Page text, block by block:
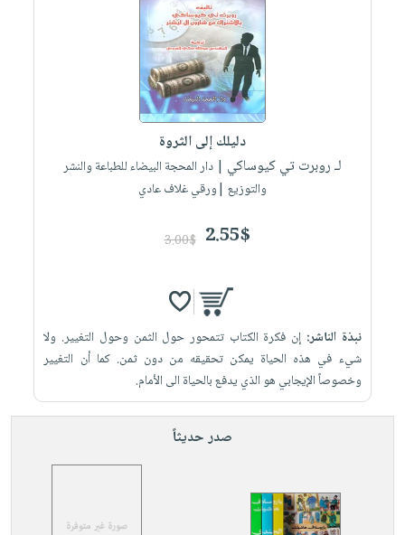
دليلك إلى الثروة
لـ روبرت تي كيوساكي | دار المحجة البيضاء للطباعة والنشر
والتوزيع |ورقي غلاف عادي
2.55$
3.00$
نبذة الناشر: إن فكرة الكتاب تتمحور حول الثمن وحول التغيير. ولا
شيء في هذه الحياة يمكن تحقيقه من دون ثمن. كما أن التغيير
وخصوصاً الإيجابي هو الذي يدفع بالحياة الى الأمام.
صدر حديثاً